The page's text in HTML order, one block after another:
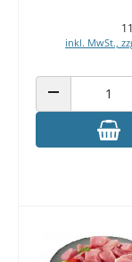
inkl. MwSt.,
ANZAHL